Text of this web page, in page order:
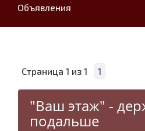
Объявления
Страница 1 из 1 1
"Ваш этаж" -
подальше